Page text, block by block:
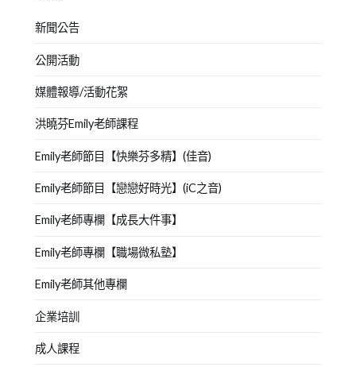
新聞公告
公開活動
媒體報導/活動花絮
洪曉芬Emily老師課程
Emily老師節目【快樂芬多精】(佳音)
Emily老師節目【戀戀好時光】(iC之音)
Emily老師專欄【成長大件事】
Emily老師專欄【職場微私塾】
Emily老師其他專欄
企業培訓
成人課程